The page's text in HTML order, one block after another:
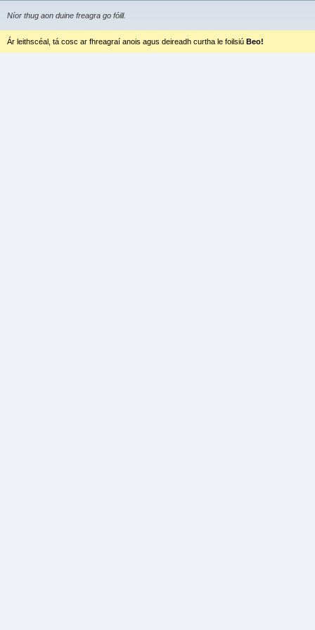
Níor thug aon duine freagra go fóill.
Ár leithscéal, tá cosc ar fhreagraí anois agus deireadh curtha le foilsiú Beo!